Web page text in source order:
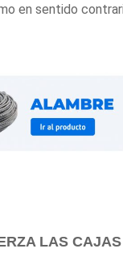
en sentido
LAS